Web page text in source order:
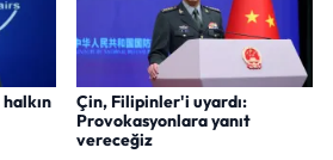
Çin, Filipinler'i uyardı:
Provokasyonlara yanıt
vereceğiz